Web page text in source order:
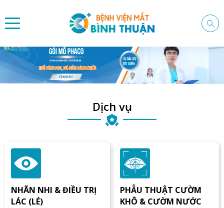
Dịch vụ
NHÃN NHI & ĐIỀU TRỊ
LÁC (LÉ)
PHẪU THUẬT CƯỜM
KHÔ & CƯỜM NƯỚC